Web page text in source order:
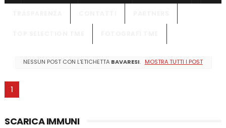
NESSUN POST CON L'ETICHETTA BAVARESI. MOSTRA TUTTI I POST
1
SCARICA IMMUNI